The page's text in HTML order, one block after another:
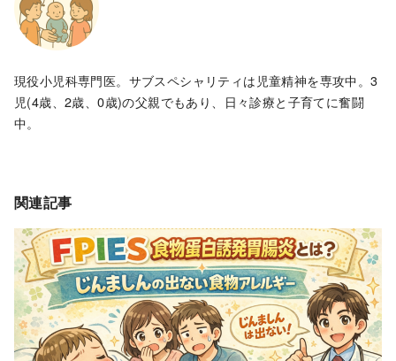
現役小児科専門医。サブスペシャリティは児童精神を専攻中。3
児(4歳、2歳、0歳)の父親でもあり、日々診療と子育てに奮闘
中。
関連記事